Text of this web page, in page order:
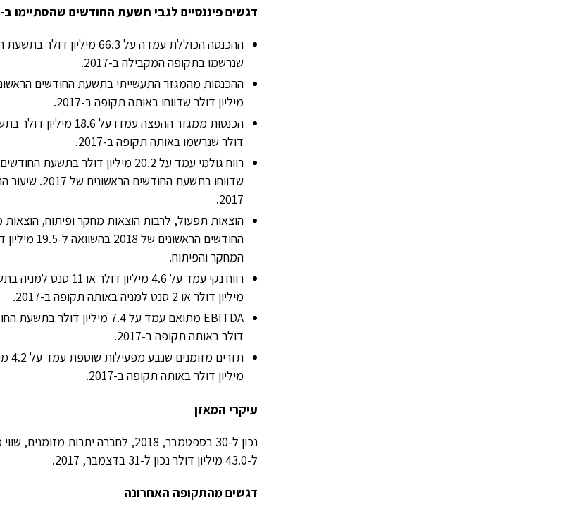
דגשים פיננסיים לגבי תשעת החודשים שהסתיימו ב-30 בספטמבר, 2018
שנרשמו בתקופה המקבילה ב-2017.
מיליון דולר שדווחו באותה תקופה ב-2017.
דולר שנרשמו באותה תקופה ב-2017.
2017.
המחקר והפיתוח.
מיליון דולר או 2 סנט למניה באותה תקופה ב-2017.
EBITDA
דולר באותה תקופה ב-2017.
מיליון דולר באותה תקופה ב-2017.
עיקרי המאזן
ל-43.0 מיליון דולר נכון ל-31 בדצמבר, 2017.
דגשים מהתקופה האחרונה